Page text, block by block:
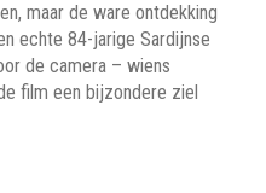
maar de ware ontdekking
echte 84-jarige Sardijnse
de camera – wiens
film een bijzondere ziel